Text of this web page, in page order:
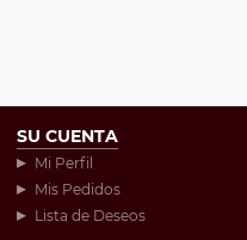
SU CUENTA
Mi Perfil
Mis Pedidos
Lista de Deseos